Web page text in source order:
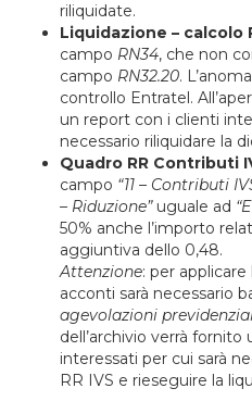
riliquidate.
Liquidazione – calcolo
campo RN34, che non
campo RN32.20.
controllo Entratel.
un report con i clienti
necessario riliquidare la
Quadro RR Contributi
campo “11 – Contributi
– Riduzione”uguale ad
50% anche l’importo
aggiuntiva dello 0,48.
Attenzione: per
acconti sarà necessario
agevolazioni
dell’archivio verrà
interessati per cui sarà
RR IVS e rieseguire la